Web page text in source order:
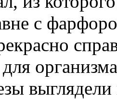
с
выглядели